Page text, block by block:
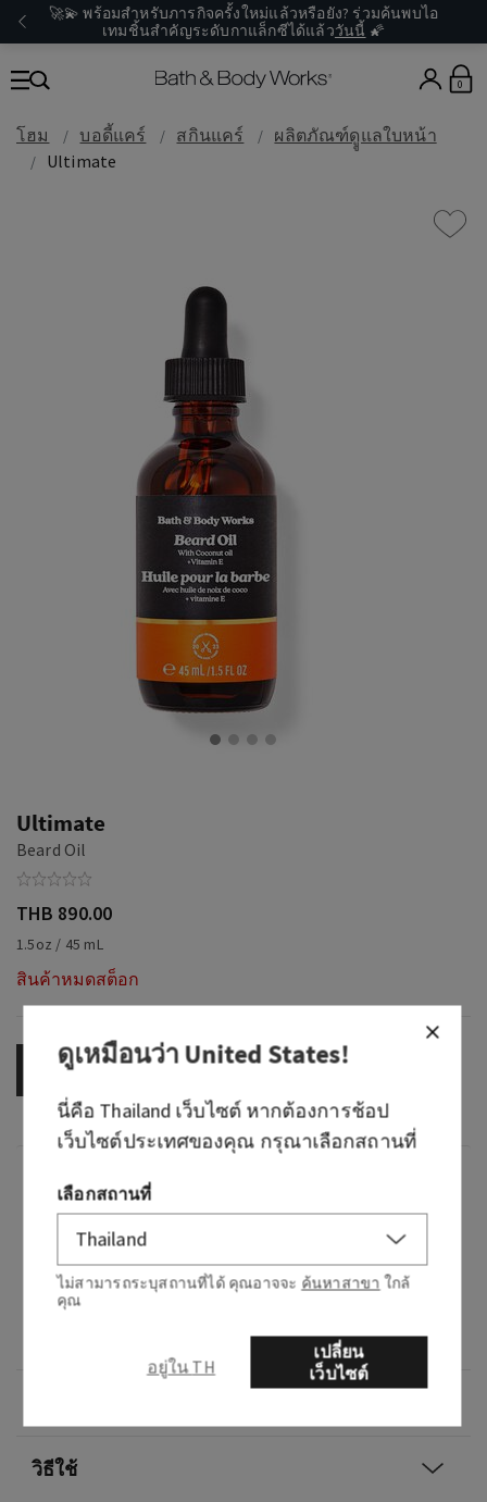
🚀💫 พร้อมสำหรับภารกิจครั้งใหม่แล้วหรือยัง? ร่วมค้นพบไอ
เทมชิ้นสำคัญระดับกาแล็กซีได้แล้ววันนี้ 🌠
0
โฮม บอดี้แคร์ สกินแคร์
ผลิตภัณฑ์ดููแลใบหน้า
Ultimate
Ultimate
Beard Oil
THB 890.00
1.5oz / 45 mL
สินค้าหมดสต็อก
OUT OF STOCK
กลิ่น
What it smells like: a breath of fresh, clean and
calming air.
Fragrance notes: lightly fragranced with
วิธีใช้
ดูเหมือนว่าUnited States!
นี่คือ Thailand เว็บไซต์ หากต้องการช้อป
เว็บไซต์ประเทศของคุณ กรุณาเลือกสถานที่
เลือกสถานที่
ไม่สามารถระบุสถานที่ได้ คุณอาจจะ ค้นหาสาขา ใกล้
คุณ
อยู่ใน TH
เปลี่ยน
เว็บไซต์